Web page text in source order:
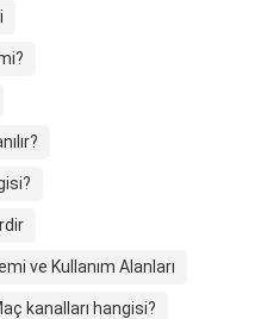
ve Kullanım Alanları
kanalları hangisi?